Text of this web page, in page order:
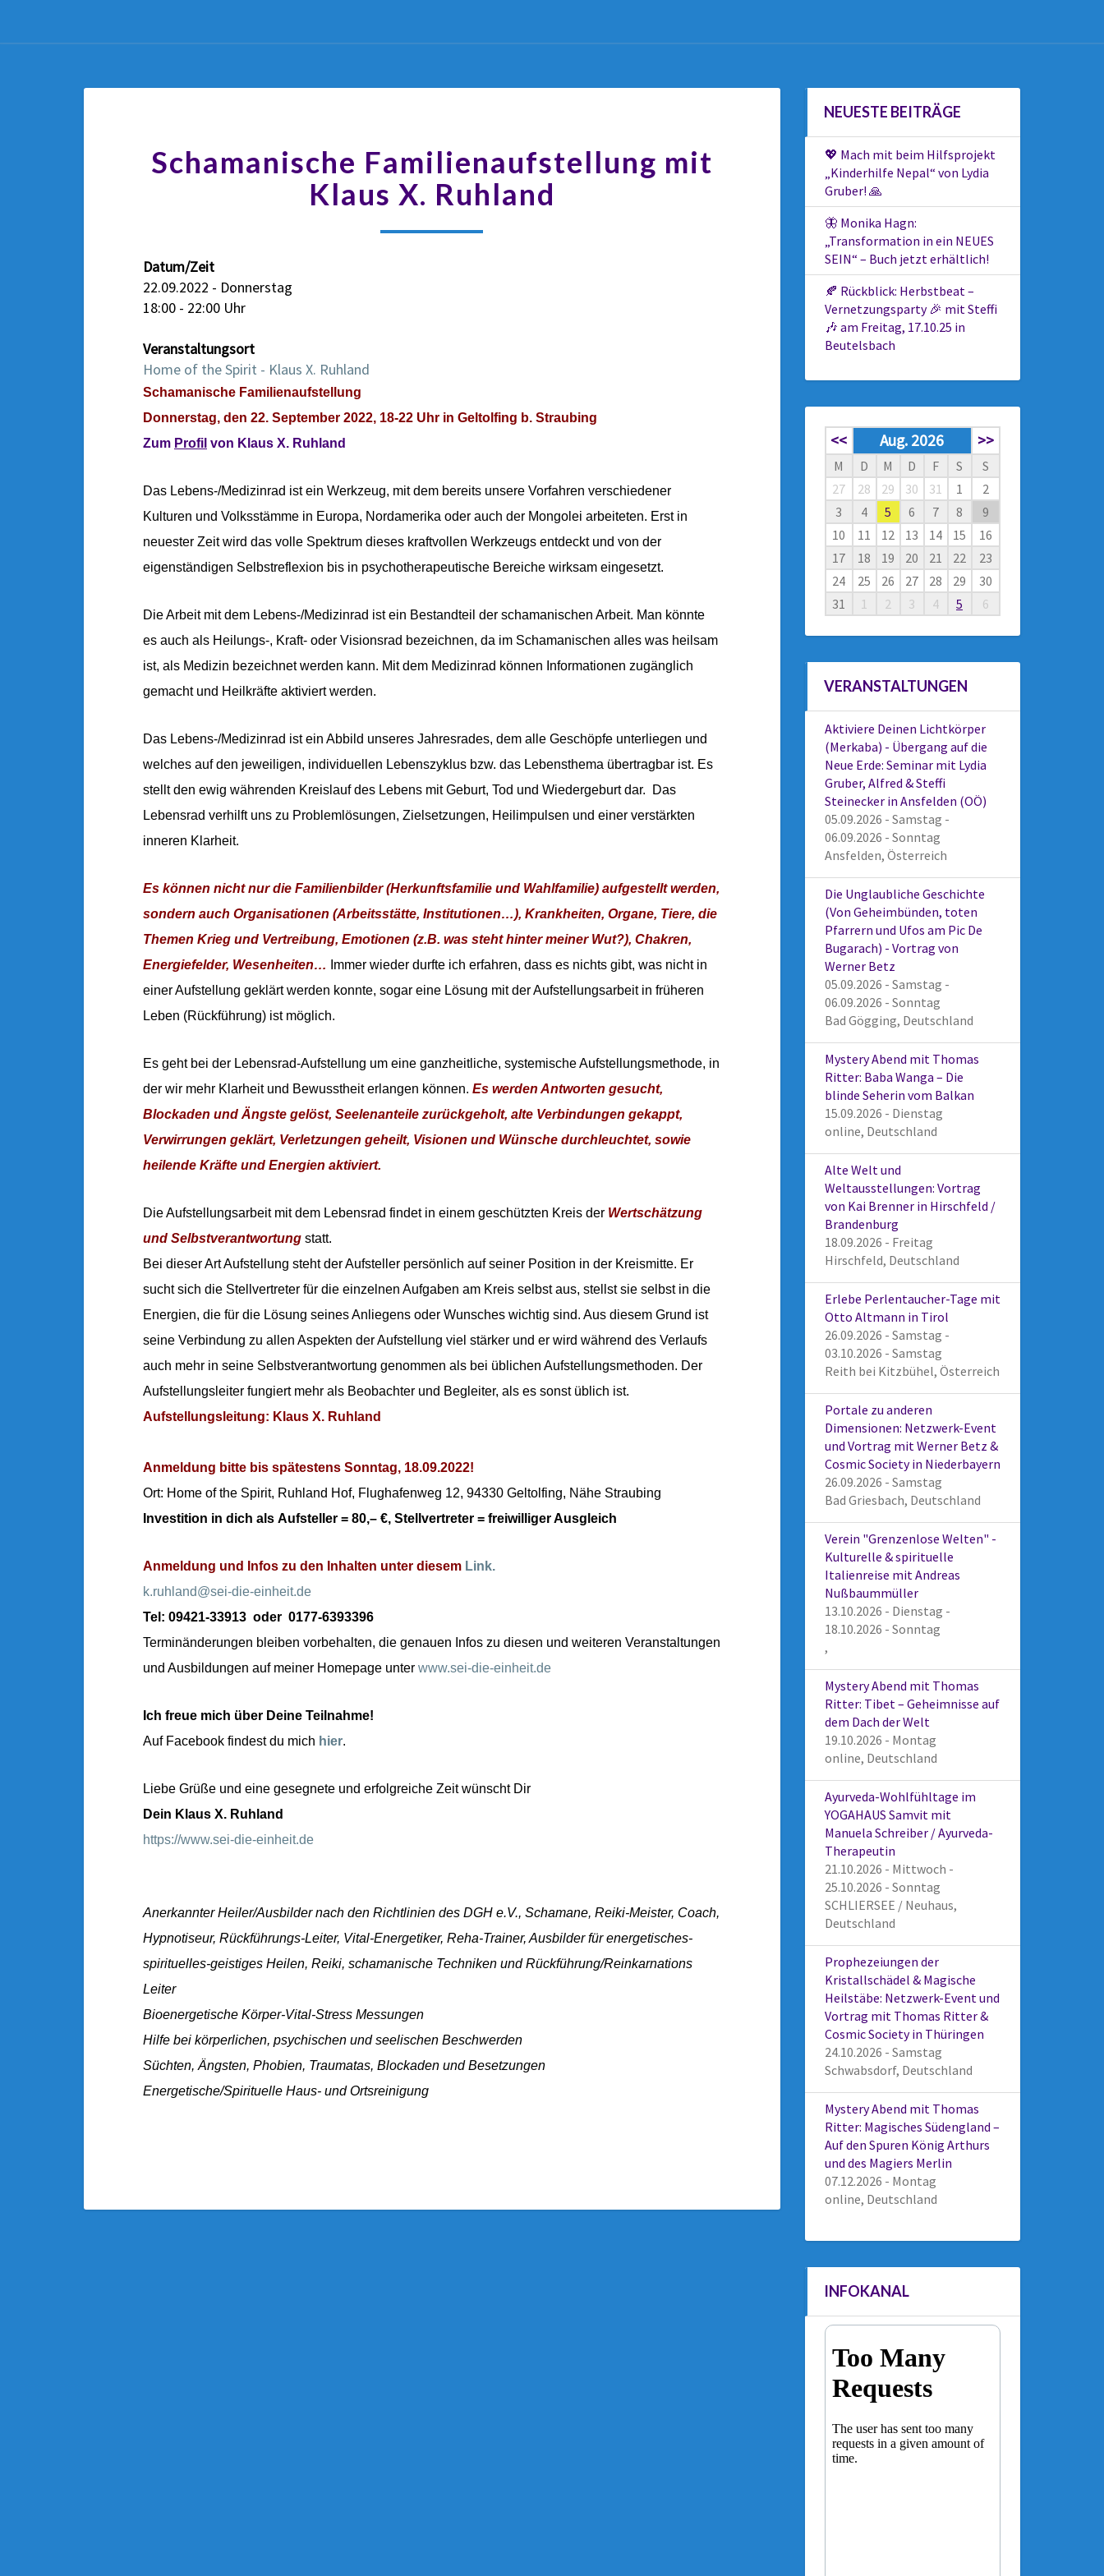
FAMILIENAUFSTELLUNG
MIT
KLAUS
Schamanische Familienaufstellung mit
Klaus X. Ruhland
Datum/Zeit
22.09.2022 - Donnerstag
18:00 - 22:00 Uhr
Veranstaltungsort
Home of the Spirit - Klaus X. Ruhland
Schamanische Familienaufstellung
Donnerstag, den 22. September 2022, 18-22 Uhr in Geltolfing b. Straubing
Zum Profil von Klaus X. Ruhland
Das Lebens-/Medizinrad ist ein Werkzeug, mit dem bereits unsere Vorfahren verschiedener
Kulturen und Volksstämme in Europa, Nordamerika oder auch der Mongolei arbeiteten. Erst in
neuester Zeit wird das volle Spektrum dieses kraftvollen Werkzeugs entdeckt und von der
eigenständigen Selbstreflexion bis in psychotherapeutische Bereiche wirksam eingesetzt.
Die Arbeit mit dem Lebens-/Medizinrad ist ein Bestandteil der schamanischen Arbeit. Man könnte
es auch als Heilungs-, Kraft- oder Visionsrad bezeichnen, da im Schamanischen alles was heilsam
ist, als Medizin bezeichnet werden kann. Mit dem Medizinrad können Informationen zugänglich
gemacht und Heilkräfte aktiviert werden.
Das Lebens-/Medizinrad ist ein Abbild unseres Jahresrades, dem alle Geschöpfe unterliegen und
welches auf den jeweiligen, individuellen Lebenszyklus bzw. das Lebensthema übertragbar ist. Es
stellt den ewig währenden Kreislauf des Lebens mit Geburt, Tod und Wiedergeburt dar. Das
Lebensrad verhilft uns zu Problemlösungen, Zielsetzungen, Heilimpulsen und einer verstärkten
inneren Klarheit.
Es können nicht nur die Familienbilder (Herkunftsfamilie und Wahlfamilie) aufgestellt werden,
sondern auch Organisationen (Arbeitsstätte, Institutionen…), Krankheiten, Organe, Tiere, die
Themen Krieg und Vertreibung, Emotionen (z.B. was steht hinter meiner Wut?), Chakren,
Energiefelder, Wesenheiten…
Immer wieder durfte ich erfahren, dass es nichts gibt, was nicht in
einer Aufstellung geklärt werden konnte, sogar eine Lösung mit der Aufstellungsarbeit in früheren
Leben (Rückführung) ist möglich.
Es geht bei der Lebensrad-Aufstellung um eine ganzheitliche, systemische Aufstellungsmethode, in
der wir mehr Klarheit und Bewusstheit erlangen können. Es werden Antworten gesucht,
Blockaden und Ängste gelöst, Seelenanteile zurückgeholt, alte Verbindungen gekappt,
Verwirrungen geklärt, Verletzungen geheilt, Visionen und Wünsche durchleuchtet, sowie
heilende Kräfte und Energien aktiviert.
Die Aufstellungsarbeit mit dem Lebensrad findet in einem geschützten Kreis der Wertschätzung
und Selbstverantwortung statt.
Bei dieser Art Aufstellung steht der Aufsteller persönlich auf seiner Position in der Kreismitte. Er
sucht sich die Stellvertreter für die einzelnen Aufgaben am Kreis selbst aus, stellst sie selbst in die
Energien, die für die Lösung seines Anliegens oder Wunsches wichtig sind. Aus diesem Grund ist
seine Verbindung zu allen Aspekten der Aufstellung viel stärker und er wird während des Verlaufs
auch mehr in seine Selbstverantwortung genommen als bei üblichen Aufstellungsmethoden. Der
Aufstellungsleiter fungiert mehr als Beobachter und Begleiter, als es sonst üblich ist.
Aufstellungsleitung: Klaus X. Ruhland
Anmeldung bitte bis spätestens Sonntag, 18.09.2022!
Ort: Home of the Spirit, Ruhland Hof, Flughafenweg 12, 94330 Geltolfing, Nähe Straubing
Investition in dich als Aufsteller = 80,– €, Stellvertreter = freiwilliger Ausgleich
Anmeldung und Infos zu den Inhalten unter diesem Link.
k.ruhland@sei-die-einheit.de
Tel: 09421-33913 oder 0177-6393396
Terminänderungen bleiben vorbehalten, die genauen Infos zu diesen und weiteren Veranstaltungen
und Ausbildungen auf meiner Homepage unter www.sei-die-einheit.de
Ich freue mich über Deine Teilnahme!
Auf Facebook findest du mich hier.
Liebe Grüße und eine gesegnete und erfolgreiche Zeit wünscht Dir
Dein Klaus X. Ruhland
https://www.sei-die-einheit.de
Anerkannter Heiler/Ausbilder nach den Richtlinien des DGH e.V., Schamane, Reiki-Meister, Coach,
Hypnotiseur, Rückführungs-Leiter, Vital-Energetiker, Reha-Trainer, Ausbilder für energetisches-
spirituelles-geistiges Heilen, Reiki, schamanische Techniken und Rückführung/Reinkarnations
Leiter
Bioenergetische Körper-Vital-Stress Messungen
Hilfe bei körperlichen, psychischen und seelischen Beschwerden
Süchten, Ängsten, Phobien, Traumatas, Blockaden und Besetzungen
Energetische/Spirituelle Haus- und Ortsreinigung
NEUESTE BEITRÄGE
💖 Mach mit beim Hilfsprojekt
„Kinderhilfe Nepal“ von Lydia
Gruber! 🙏
🦋 Monika Hagn:
„Transformation in ein NEUES
SEIN“ – Buch jetzt erhältlich!
🍂 Rückblick: Herbstbeat –
Vernetzungsparty 🎉 mit Steffi
🎶 am Freitag, 17.10.25 in
Beutelsbach
<< Aug. 2026 >>
M D M D F S
S
27
28 29 30 31 1
2
3
4 5 6 7 8
9
10
11 12 13 14 15
16
17
18 19 20 21 22
23
24
25 26 27 28 29
30
31
1 2 3 4 5 6
VERANSTALTUNGEN
Aktiviere Deinen Lichtkörper
(Merkaba) - Übergang auf die
Neue Erde: Seminar mit Lydia
Gruber, Alfred & Steffi
Steinecker in Ansfelden (OÖ)
05.09.2026 - Samstag -
06.09.2026 - Sonntag
Ansfelden, Österreich
Die Unglaubliche Geschichte
(Von Geheimbünden, toten
Pfarrern und Ufos am Pic De
Bugarach) - Vortrag von
Werner Betz
05.09.2026 - Samstag -
06.09.2026 - Sonntag
Bad Gögging, Deutschland
Mystery Abend mit Thomas
Ritter: Baba Wanga – Die
blinde Seherin vom Balkan
15.09.2026 - Dienstag
online, Deutschland
Alte Welt und
Weltausstellungen: Vortrag
von Kai Brenner in Hirschfeld /
Brandenburg
18.09.2026 - Freitag
Hirschfeld, Deutschland
Erlebe Perlentaucher-Tage mit
Otto Altmann in Tirol
26.09.2026 - Samstag -
03.10.2026 - Samstag
Reith bei Kitzbühel, Österreich
Portale zu anderen
Dimensionen: Netzwerk-Event
und Vortrag mit Werner Betz &
Cosmic Society in Niederbayern
26.09.2026 - Samstag
Bad Griesbach, Deutschland
Verein "Grenzenlose Welten" -
Kulturelle & spirituelle
Italienreise mit Andreas
Nußbaummüller
13.10.2026 - Dienstag -
18.10.2026 - Sonntag
,
Mystery Abend mit Thomas
Ritter: Tibet – Geheimnisse auf
dem Dach der Welt
19.10.2026 - Montag
online, Deutschland
Ayurveda-Wohlfühltage im
YOGAHAUS Samvit mit
Manuela Schreiber / Ayurveda-
Therapeutin
21.10.2026 - Mittwoch -
25.10.2026 - Sonntag
SCHLIERSEE / Neuhaus,
Deutschland
Prophezeiungen der
Kristallschädel & Magische
Heilstäbe: Netzwerk-Event und
Vortrag mit Thomas Ritter &
Cosmic Society in Thüringen
24.10.2026 - Samstag
Schwabsdorf, Deutschland
Mystery Abend mit Thomas
Ritter: Magisches Südengland –
Auf den Spuren König Arthurs
und des Magiers Merlin
07.12.2026 - Montag
online, Deutschland
INFOKANAL